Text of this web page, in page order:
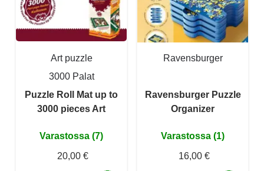
Art puzzle
3000 Palat
Puzzle Roll Mat up to
3000 pieces Art
Varastossa (7)
20,00 €
Ravensburger
Ravensburger Puzzle
Organizer
Varastossa (1)
16,00 €